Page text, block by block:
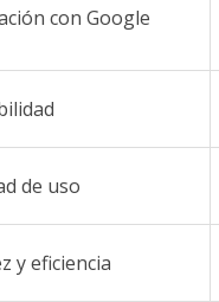
con Google
de uso
y eficiencia